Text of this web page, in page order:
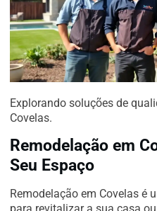
Explorando soluções de
Covelas.
Remodelação em
Seu Espaço
Remodelação em Covelas é